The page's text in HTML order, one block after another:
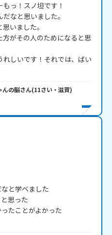
っ！スノ坦です！
なと思いました。
いました。
がその人のためになると思
しいです！それでは、ばい
んの脳さん(11さい・ 滋賀)
と学べました
思った
たことがよかった